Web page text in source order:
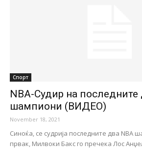
Спорт
NBA-Судир на последните
шампиони (ВИДЕО)
November 18, 2021
Синоќа, се судрија последните два NBA
првак, Милвоки Бакс го пречека Лос